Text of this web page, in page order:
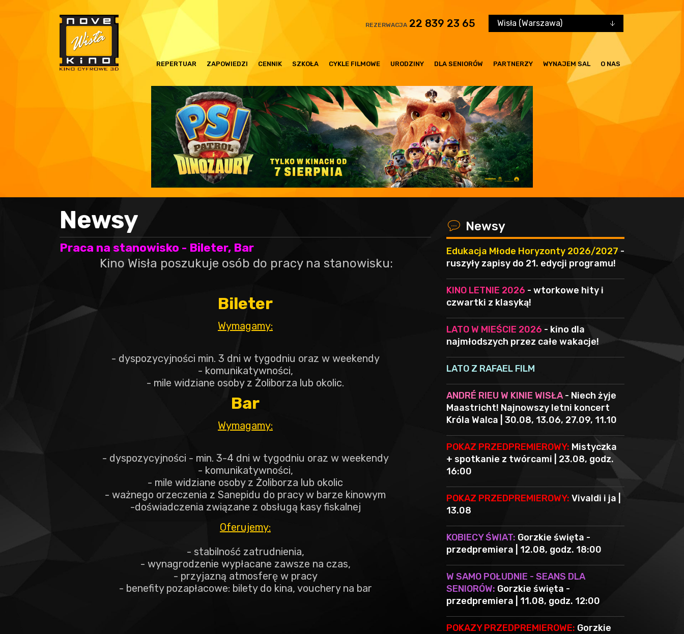
REZERWACJA 22 839 23 65 Wisła (Warszawa)
REPERTUAR ZAPOWIEDZI CENNIK SZKOŁA CYKLE FILMOWE URODZINY DLA SENIORÓW PARTNERZY WYNAJEM SAL O NAS
Newsy
Praca na stanowisko - Bileter, Bar
Kino Wisła poszukuje osób do pracy na stanowisku:
Bileter
Wymagamy:
- dyspozycyjności min. 3 dni w tygodniu oraz w weekendy
- komunikatywności,
- mile widziane osoby z Żoliborza lub okolic.
Bar
Wymagamy:
- dyspozycyjności - min. 3-4 dni w tygodniu oraz w weekendy
- komunikatywności,
- mile widziane osoby z Żoliborza lub okolic
- ważnego orzeczenia z Sanepidu do pracy w barze kinowym
-doświadczenia związane z obsługą kasy fiskalnej
Oferujemy:
- stabilność zatrudnienia,
- wynagrodzenie wypłacane zawsze na czas,
- przyjazną atmosferę w pracy
- benefity pozapłacowe: bilety do kina, vouchery na bar
x Newsy
Edukacja Młode Horyzonty 2026/2027 -
ruszyły zapisy do 21. edycji programu!
KINO LETNIE 2026 - wtorkowe hity i
czwartki z klasyką!
LATO W MIEŚCIE 2026 - kino dla
najmłodszych przez całe wakacje!
LATO Z RAFAEL FILM
ANDRÉ RIEU W KINIE WISŁA- Niech żyje
Maastricht! Najnowszy letni koncert
Króla Walca | 30.08, 13.06, 27.09, 11.10
POKAZ PRZEDPREMIEROWY: Mistyczka
+ spotkanie z twórcami | 23.08, godz.
16:00
POKAZ PRZEDPREMIEROWY: Vivaldi i ja |
13.08
KOBIECY ŚWIAT: Gorzkie święta -
przedpremiera | 12.08, godz. 18:00
W SAMO POŁUDNIE - SEANS DLA
SENIORÓW: Gorzkie święta -
przedpremiera | 11.08, godz. 12:00
POKAZY PRZEDPREMIEROWE: Gorzkie